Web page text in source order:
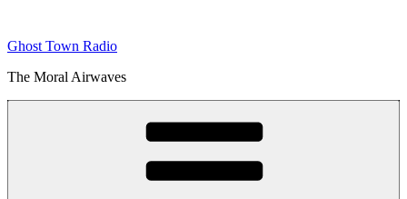
springen
Ghost Town Radio
The Moral Airwaves